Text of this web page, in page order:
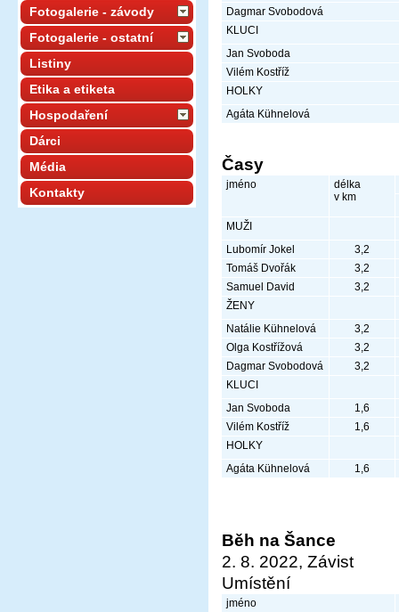
Fotogalerie - závody
Fotogalerie - ostatní
Listiny
Etika a etiketa
Hospodaření
Dárci
Média
Kontakty
Dagmar Svobodová
KLUCI
Jan Svoboda
Vilém Kostříž
HOLKY
Agáta Kühnelová
Časy
jméno
délka
v km
MUŽI
Lubomír Jokel
3,2
Tomáš Dvořák
3,2
Samuel David
3,2
ŽENY
Natálie Kühnelová
3,2
Olga Kostřížová
3,2
Dagmar Svobodová
3,2
KLUCI
Jan Svoboda
1,6
Vilém Kostříž
1,6
HOLKY
Agáta Kühnelová
1,6
Běh na Šance
2. 8. 2022, Závist
Umístění
jméno